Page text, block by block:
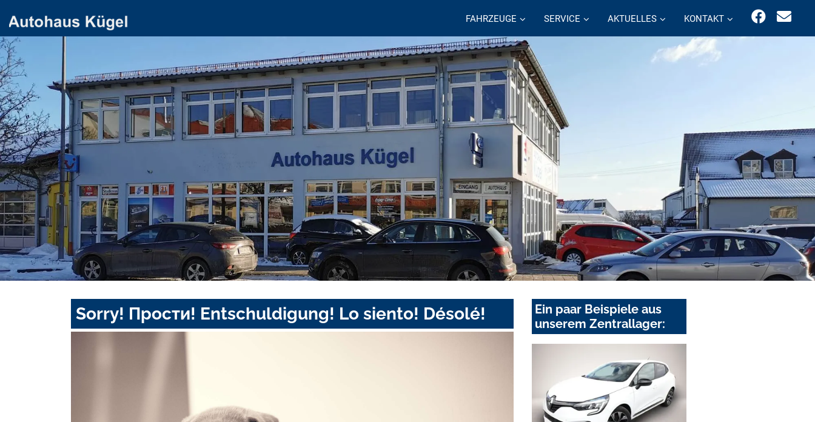
FAHRZEUGE SERVICE AKTUELLES KONTAKT
Sorry! Прости! Entschuldigung! Lo siento! Désolé!
Ein paar Beispiele aus
unserem Zentrallager: